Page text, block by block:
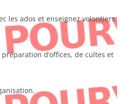
les ados et enseignez volontiers
préparation d’offices, de cultes et